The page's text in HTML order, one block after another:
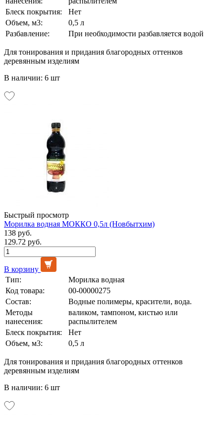
Блеск покрытия:
Нет
Объем, м3:
0,5 л
Разбавление:
При необходимости разбавляется водой
Для тонирования и придания благородных оттенков
деревянным изделиям
В наличии: 6 шт
Быстрый просмотр
Морилка водная МОККО 0,5л (Новбытхим)
138 руб.
129.72 руб.
В корзину
Тип:
Морилка водная
Код товара:
00-00000275
Состав:
Водные полимеры, красители, вода.
Методы
нанесения:
валиком, тампоном, кистью или
распылителем
Блеск покрытия:
Нет
Объем, м3:
0,5 л
Для тонирования и придания благородных оттенков
деревянным изделиям
В наличии: 6 шт